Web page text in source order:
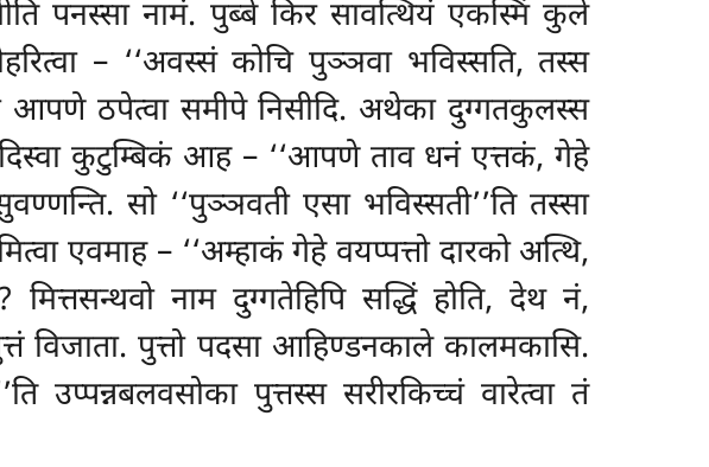
पनस्सा नामं. पुब्बे किर सावत्थियं एकस्मिं कुले
– ‘‘अवस्सं कोचि पुञ्ञवा भविस्सति, तस्स
आपणे ठपेत्वा समीपे निसीदि. अथेका दुग्गतकुलस्स
दिस्वा कुटुम्बिकं आह – ‘‘आपणे ताव धनं एत्तकं, गेहे
सो ‘‘पुञ्ञवती एसा भविस्सती’’ति तस्सा
एवमाह – ‘‘अम्हाकं गेहे वयप्पत्तो दारको अत्थि,
नाम दुग्गतेहिपि सद्धिं होति, देथ नं,
विजाता. पुत्तो पदसा आहिण्डनकाले कालमकासि.
उप्पन्नबलवसोका पुत्तस्स सरीरकिच्चं वारेत्वा तं